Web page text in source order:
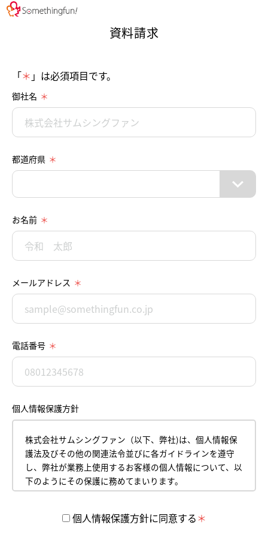
資料請求
「＊ 」は必須項目です。
御社名
都道府県
お名前
メールアドレス
電話番号
個人情報保護方針
株式会社サムシングファン（以下、弊社)は、個人情報保
護法及びその他の関連法令並びに各ガイドラインを遵守
し、弊社が業務上使用するお客様の個人情報について、以
下のようにその保護に務めてまいります。
平成18年4月１日
代表取締役 薮本直樹個人情報保護方針に同意する